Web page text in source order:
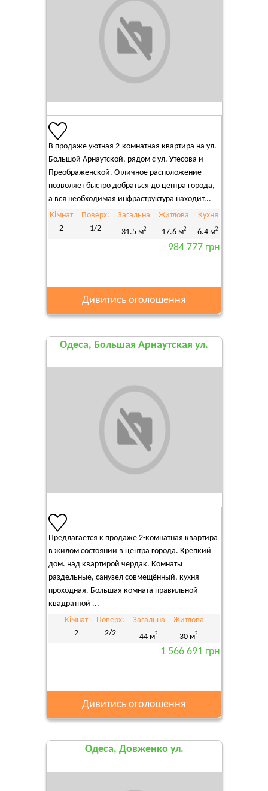
В продаже уютная 2-комнатная квартира на ул.
Большой Арнаутской, рядом с ул. Утесова и
Преображенской. Отличное расположение
позволяет быстро добраться до центра города,
а вся необходимая инфраструктура находит...
Кімнат
2
Поверх:
1/2
Загальна
31.5 м2
Житлова
17.6 м2
Кухня
6.4 м2
984 777 грн
Дивитись оголошення
Одеса, Большая Арнаутская ул.
Предлагается к продаже 2-комнатная квартира
в жилом состоянии в центра города. Крепкий
дом. над квартирой чердак. Комнаты
раздельные, санузел совмещённый, кухня
проходная. Большая комната правильной
квадратной ...
Кімнат
2
Поверх:
2/2
Загальна
44 м2
Житлова
30 м2
1 566 691 грн
Дивитись оголошення
Одеса, Довженко ул.